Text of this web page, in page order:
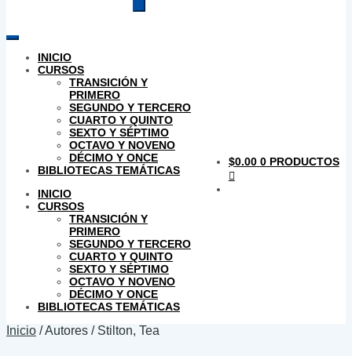
productos
INICIO
CURSOS
TRANSICIÓN Y
PRIMERO
SEGUNDO Y TERCERO
CUARTO Y QUINTO
SEXTO Y SÉPTIMO
OCTAVO Y NOVENO
DÉCIMO Y ONCE
BIBLIOTECAS TEMÁTICAS
INICIO
CURSOS
TRANSICIÓN Y
PRIMERO
SEGUNDO Y TERCERO
CUARTO Y QUINTO
SEXTO Y SÉPTIMO
OCTAVO Y NOVENO
DÉCIMO Y ONCE
BIBLIOTECAS TEMÁTICAS
$0.00 0 PRODUCTOS
Inicio /Autores / Stilton, Tea